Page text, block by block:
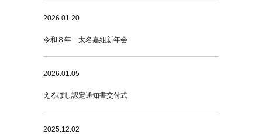
2026.01.20
令和８年 太名嘉組新年会
2026.01.05
えるぼし認定通知書交付式
2025.12.02